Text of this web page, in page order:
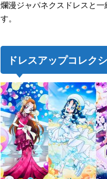
爛漫ジャパネクスドレスと
す。
ドレスアップコレク